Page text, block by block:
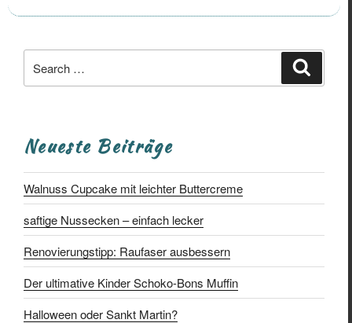
for:
Neueste Beiträge
Walnuss Cupcake mit leichter Buttercreme
saftige Nussecken – einfach lecker
Renovierungstipp: Raufaser ausbessern
Der ultimative Kinder Schoko-Bons Muffin
Halloween oder Sankt Martin?